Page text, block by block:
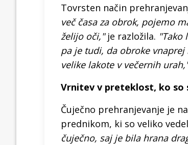
Tovrsten način
več časa za obrok, pojemo
želijo oči," je razložila. "Tako
pa je tudi, da obroke
velike lakote v večernih
Vrnitev v preteklost, ko so
Čuječno prehranjevanje je
prednikom, ki so veliko
čuječno, saj je bila hrana